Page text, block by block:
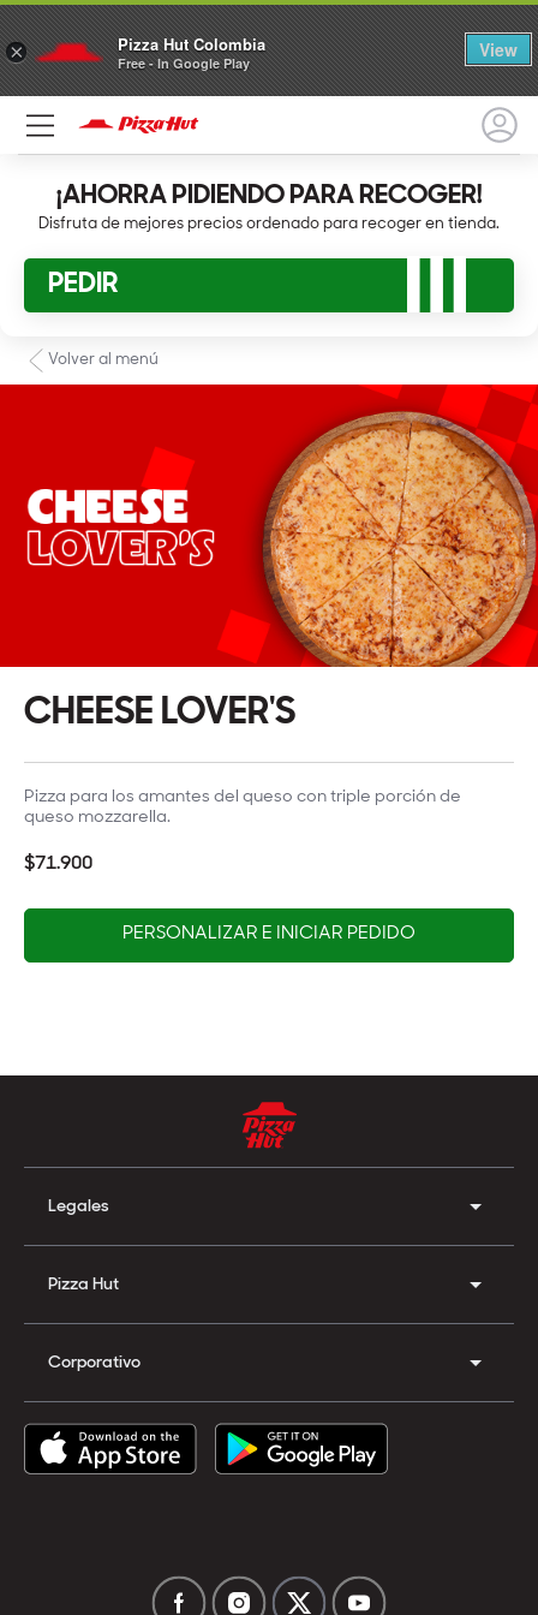
× Pizza Hut Colombia
Free - In Google Play
View
¡AHORRA PIDIENDO PARA RECOGER!
Disfruta de mejores precios ordenado para recoger en tienda.
PEDIR
Volver al menú
CHEESE LOVER'S
Pizza para los amantes del queso con triple porción de
queso mozzarella.
$71.900
PERSONALIZAR E INICIAR PEDIDO
Legales
Pizza Hut
Corporativo